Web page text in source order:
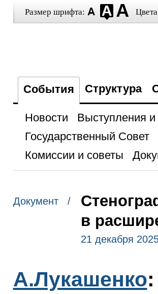
Размер шрифта:
События Структура
Новости
Выступления
Государственный Совет
Комиссии и советы
Документ /
в
21 декабря
А.Лукашенко: